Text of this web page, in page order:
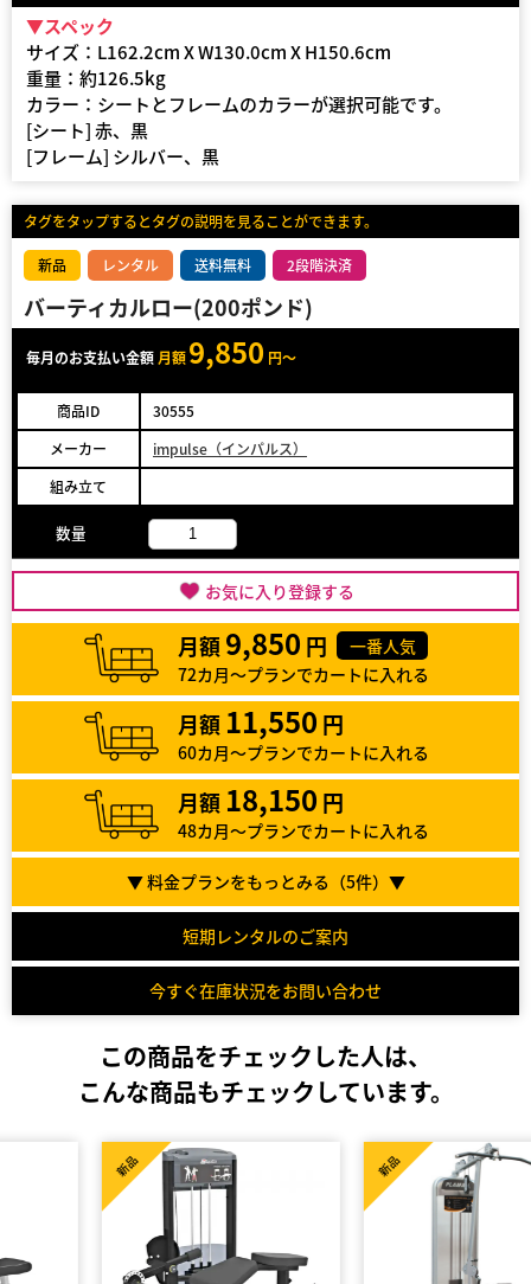
▼スペック
サイズ：L162.2cm X W130.0cm X H150.6cm
重量：約126.5kg
カラー：シートとフレームのカラーが選択可能です。
[シート] 赤、黒
[フレーム] シルバー、黒
タグをタップするとタグの説明を見ることができます。
新品 レンタル 送料無料 2段階決済
バーティカルロー(200ポンド)
毎月のお支払い金額 月額9,850 円～
商品ID
30555
メーカー
impulse（インパルス）
組み立て
数量
お気に入り登録する
月額 9,850 円
一番人気
72カ月～プランでカートに入れる
月額 11,550 円
60カ月～プランでカートに入れる
月額 18,150 円
48カ月～プランでカートに入れる
▼ 料金プランをもっとみる（5件）▼
短期レンタルのご案内
今すぐ在庫状況をお問い合わせ
この商品をチェックした人は、
こんな商品もチェックしています。